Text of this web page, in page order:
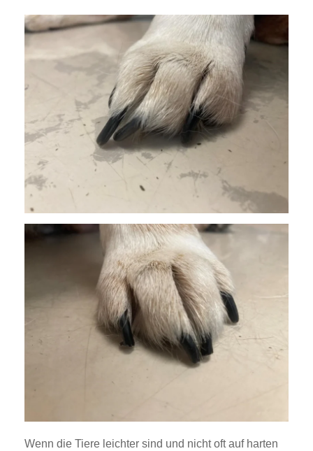
Wenn die Tiere leichter sind und nicht oft auf harten